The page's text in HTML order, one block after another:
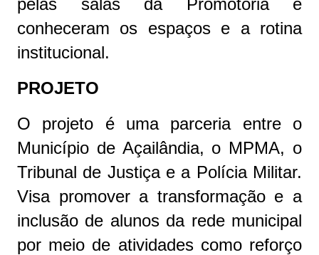
conheceram os espaços e a rotina
institucional.
PROJETO
O projeto é uma parceria entre o
Município de Açailândia, o MPMA, o
Tribunal de Justiça e a Polícia Militar.
Visa promover a transformação e a
inclusão de alunos da rede municipal
por meio de atividades como reforço